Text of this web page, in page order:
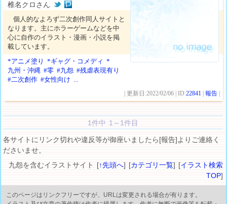
椎名クロさん
個人的なよろず二次創作同人サイトと
なります。主にホラーゲームなどを中
心に自作のイラスト・漫画・小説を掲
載しています。
*アニメ塗り
*ギャグ・コメディ *
九州・沖縄 #零 #九怨 #残虐表現有り
#二次創作 #女性向け ...
| 更新日:2022/02/06 | ID:22841 |報告
1件中 1～1件目
各サイトにリンク切れや違反等が御座いましたら[報告]よりご連絡く
ださいませ。
九怨を含むイラストサイト [↑先頭へ] [カテゴリ一覧] [イラスト検索
TOP]
このページはリンクフリーですが、URLは変更される場合が有ります。